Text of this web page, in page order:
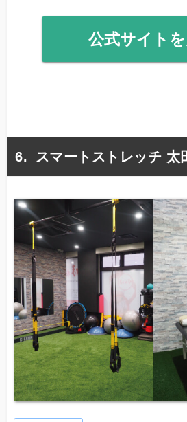
公式サイト
スマートストレッチ 太